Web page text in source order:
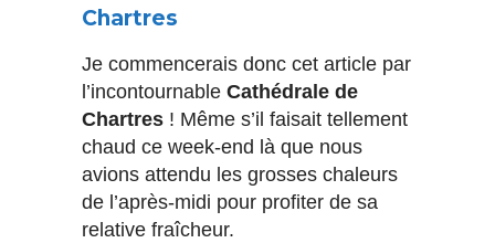
Chartres
Je commencerais donc cet article par
l’incontournable Cathédrale de
Chartres ! Même s’il faisait tellement
chaud ce week-end là que nous
avions attendu les grosses chaleurs
de l’après-midi pour profiter de sa
relative fraîcheur.